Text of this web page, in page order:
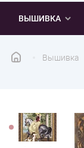
ВЫШИВКА
Вышивка